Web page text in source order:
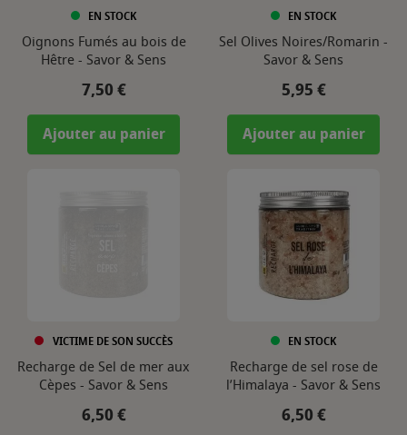
EN STOCK
Oignons Fumés au bois de
Hêtre - Savor & Sens
Prix
7,50 €
Ajouter au panier
EN STOCK
Sel Olives Noires/Romarin -
Savor & Sens
Prix
5,95 €
Ajouter au panier
VICTIME DE SON SUCCÈS
Recharge de Sel de mer aux
Cèpes - Savor & Sens
Prix
6,50 €
EN STOCK
Recharge de sel rose de
l’Himalaya - Savor & Sens
Prix
6,50 €